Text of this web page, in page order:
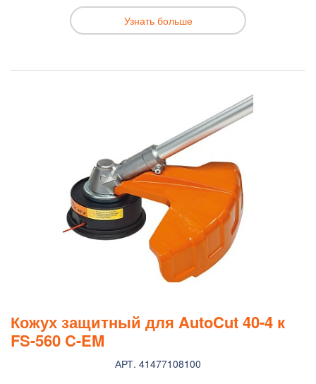
Узнать больше
Кожух защитный для AutoCut 40-4 к
FS-560 C-EM
АРТ. 41477108100